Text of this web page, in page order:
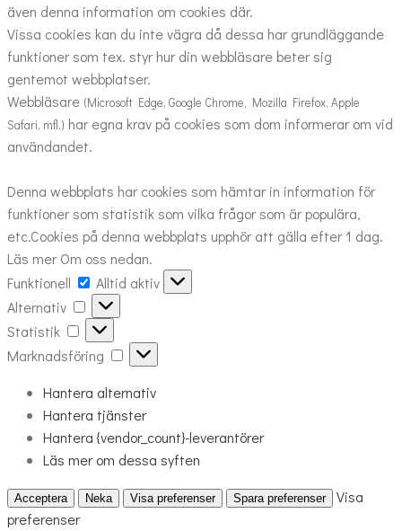
även denna information om cookies där.
Vissa cookies kan du inte vägra då dessa har grundläggande
funktioner som tex. styr hur din webbläsare beter sig
gentemot webbplatser.
Webbläsare (Microsoft Edge, Google Chrome, Mozilla Firefox, Apple
Safari, mfl.) har egna krav på cookies som dom informerar om vid
användandet.
Denna webbplats har cookies som hämtar in information för
funktioner som statistik som vilka frågor som är populära,
etc.Cookies på denna webbplats upphör att gälla efter 1 dag.
Läs mer Om oss nedan.
Funktionell
Funktionell
Alltid aktiv
Alternativ
Alternativ
Statistik
Statistik
Marknadsföring
Marknadsföring
Hantera alternativ
Hantera tjänster
Hantera {vendor_count}-leverantörer
Läs mer om dessa syften
Acceptera Neka Visa preferenser Spara preferenser
Visa
preferenser